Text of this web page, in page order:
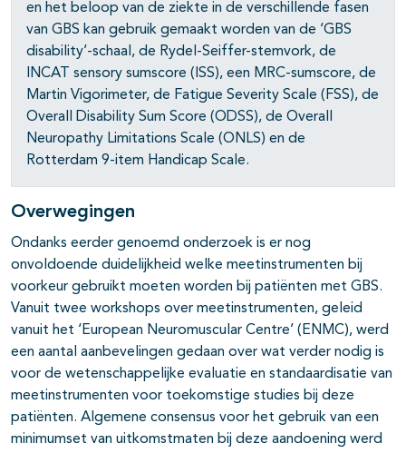
open- en dichtklappen
open- en dichtklappen
en het beloop van de ziekte in de verschillende fasen
van GBS kan gebruik gemaakt worden van de ‘GBS
disability’-schaal, de Rydel-Seiffer-stemvork, de
INCAT sensory sumscore (ISS), een MRC-sumscore, de
Martin Vigorimeter, de Fatigue Severity Scale (FSS), de
Overall Disability Sum Score (ODSS), de Overall
Neuropathy Limitations Scale (ONLS) en de
Rotterdam 9-item Handicap Scale.
Overwegingen
Ondanks eerder genoemd onderzoek is er nog
onvoldoende duidelijkheid welke meetinstrumenten bij
voorkeur gebruikt moeten worden bij patiënten met GBS.
Vanuit twee workshops over meetinstrumenten, geleid
vanuit het ‘European Neuromuscular Centre’ (ENMC), werd
een aantal aanbevelingen gedaan over wat verder nodig is
voor de wetenschappelijke evaluatie en standaardisatie van
meetinstrumenten voor toekomstige studies bij deze
patiënten. Algemene consensus voor het gebruik van een
minimumset van uitkomstmaten bij deze aandoening werd